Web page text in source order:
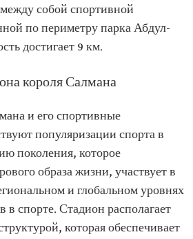
собой спортивной
по периметру парка Абдул-
достигает 9 км.
короля Салмана
и его спортивные
популяризации спорта в
поколения, которое
образа жизни, участвует в
и глобальном уровнях
в спорте. Стадион располагает
которая обеспечивает